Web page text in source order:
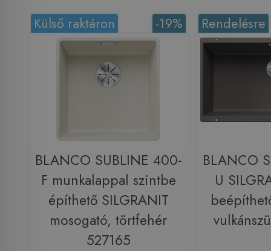
-19%
Külső raktáron
BLANCO SUBLINE 400-
F munkalappal szintbe
építhető SILGRANIT
mosogató, törtfehér
527165
Rendelésre
BLANCO
U